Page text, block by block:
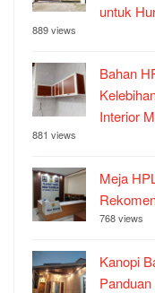
untuk
889 views
Bahan
Interior
881 views
Meja
768 views
Kanopi